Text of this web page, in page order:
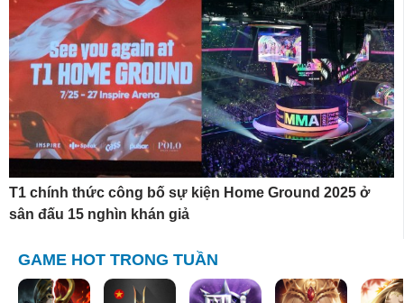
T1 chính thức công bố sự kiện Home Ground 2025 ở
sân đấu 15 nghìn khán giả
GAME HOT TRONG TUẦN